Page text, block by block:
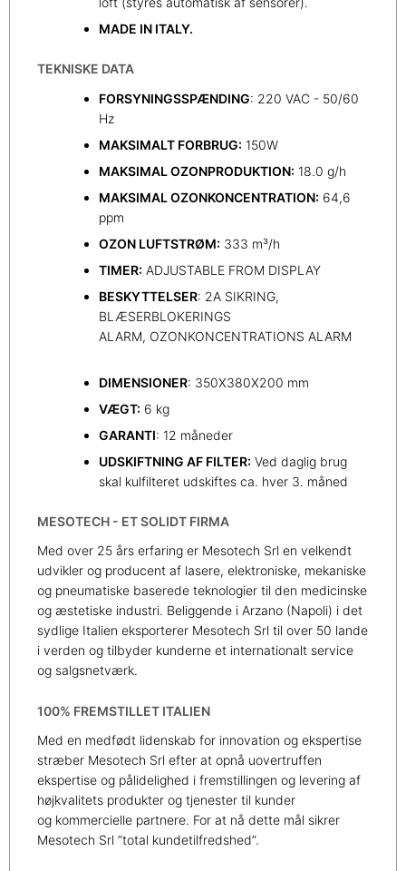
MADE IN ITALY.
TEKNISKE DATA
FORSYNINGSSPÆNDING: 220 VAC - 50/60
Hz
MAKSIMALT FORBRUG: 150W
MAKSIMAL OZONPRODUKTION: 18.0 g/h
MAKSIMAL OZONKONCENTRATION: 64,6
ppm
OZON LUFTSTRØM: 333 m³/h
TIMER: ADJUSTABLE FROM DISPLAY
BESKYTTELSER: 2A SIKRING,
BLÆSERBLOKERINGS
ALARM, OZONKONCENTRATIONS ALARM
DIMENSIONER: 350X380X200 mm
VÆGT: 6 kg
GARANTI: 12 måneder
UDSKIFTNING AF FILTER: Ved daglig brug
skal kulfilteret udskiftes ca. hver 3. måned
MESOTECH - ET SOLIDT FIRMA
Med over 25 års erfaring er Mesotech Srl en velkendt
udvikler og producent af lasere, elektroniske, mekaniske
og pneumatiske baserede teknologier til den medicinske
og æstetiske industri. Beliggende i Arzano (Napoli) i det
sydlige Italien eksporterer Mesotech Srl til over 50 lande
i verden og tilbyder kunderne et internationalt service
og salgsnetværk.
100% FREMSTILLET ITALIEN
Med en medfødt lidenskab for innovation og ekspertise
stræber Mesotech Srl efter at opnå uovertruffen
ekspertise og pålidelighed i fremstillingen og levering af
højkvalitets produkter og tjenester til kunder
og kommercielle partnere. For at nå dette mål sikrer
Mesotech Srl ”total kundetilfredshed”.